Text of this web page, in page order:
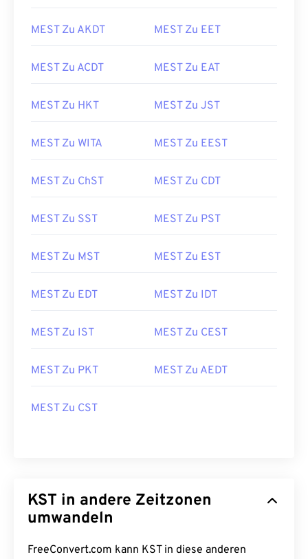
MEST Zu AKDT MEST Zu EET
MEST Zu ACDT MEST Zu EAT
MEST Zu HKT MEST Zu JST
MEST Zu WITA MEST Zu EEST
MEST Zu ChST MEST Zu CDT
MEST Zu SST MEST Zu PST
MEST Zu MST MEST Zu EST
MEST Zu EDT MEST Zu IDT
MEST Zu IST MEST Zu CEST
MEST Zu PKT MEST Zu AEDT
MEST Zu CST
KST in andere Zeitzonen
umwandeln
FreeConvert.com kann KST in diese anderen